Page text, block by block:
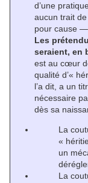
d’une
aucun trait
pour cause
Les
seraient, en
est au cœur
qualité d’«
l’a dit, a un
nécessaire
dès sa
La
«
un
La